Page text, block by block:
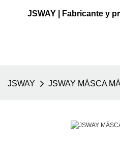
JSWAY | Fabricante y
JSWAY JSWAY MÁSCA